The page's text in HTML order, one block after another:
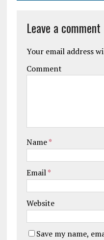
Leave a comment
Your email address
Comment
Name*
Email*
Website
Save my name,